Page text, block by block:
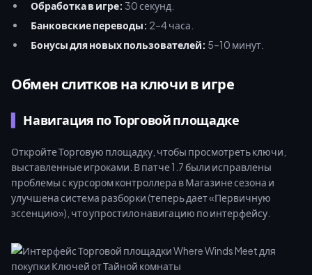
Обработка в игре: 30 секунд.
Банковские переводы: 2–4 часа.
Бонусы для новых пользователей: 5–10 минут.
Обмен слитков на ключи в игре
Навигация по Торговой площадке
Откройте Торговую площадку, чтобы просмотреть ключи,
выставленные игроками. В патче 1.7 были исправлены
проблемы с курсором контроллера в Магазине сезона и
улучшена система разборки (теперь дает «Первичную
эссенцию»), что упростило навигацию по интерфейсу.